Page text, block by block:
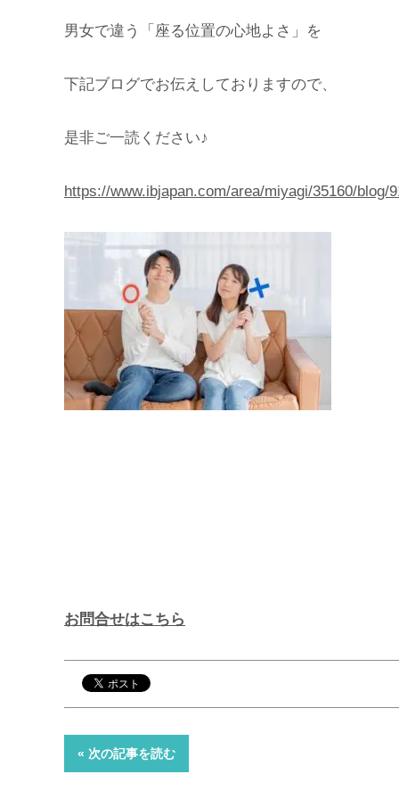
男女で違う「座る位置の心地よさ」を
下記ブログでお伝えしておりますので、
是非ご一読ください♪
https://www.ibjapan.com/area/miyagi/35160/blog/
お問合せはこちら
« 次の記事を読む